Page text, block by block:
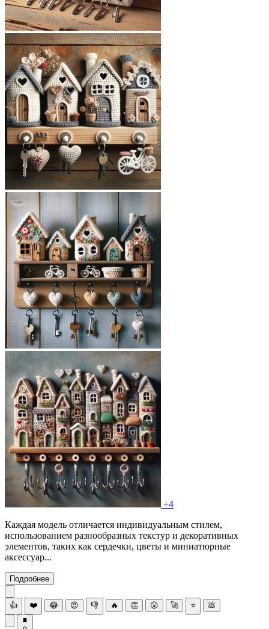
+4
Каждая модель отличается индивидуальным стилем,
использованием разнообразных текстур и декоративных
элементов, таких как сердечки, цветы и миниатюрные
аксессуар...
Подробнее
👍 ❤️ 😂 😍 👎 🔥 👏 😮 🚀 ⭐ 💩